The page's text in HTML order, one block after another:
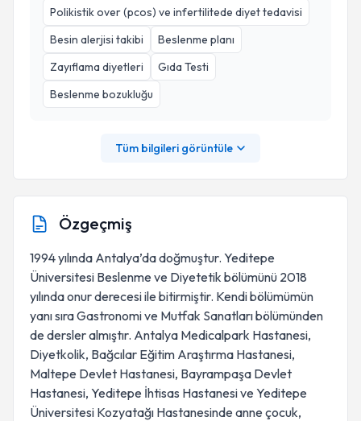
Polikistik over (pcos) ve infertilitede diyet tedavisi
Besin alerjisi takibi
Beslenme planı
Zayıflama diyetleri
Gıda Testi
Beslenme bozukluğu
Tüm bilgileri görüntüle
Özgeçmiş
1994 yılında Antalya’da doğmuştur. Yeditepe
Üniversitesi Beslenme ve Diyetetik bölümünü 2018
yılında onur derecesi ile bitirmiştir. Kendi bölümümün
yanı sıra Gastronomi ve Mutfak Sanatları bölümünden
de dersler almıştır. Antalya Medicalpark Hastanesi,
Diyetkolik, Bağcılar Eğitim Araştırma Hastanesi,
Maltepe Devlet Hastanesi, Bayrampaşa Devlet
Hastanesi, Yeditepe İhtisas Hastanesi ve Yeditepe
Üniversitesi Kozyatağı Hastanesinde anne çocuk,